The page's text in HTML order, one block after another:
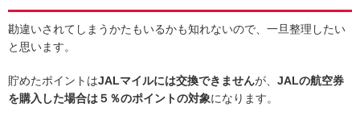
勘違いされてしまうかたもいるかも知れないので、一旦整理したい
と思います。
貯めたポイントはJALマイルには交換できませんが、 JALの航空券
を購入した場合は５％のポイントの対象になります。